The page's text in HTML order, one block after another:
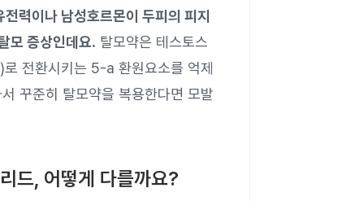
력이나 남성호르몬이 두피의 피지
모 증상인데요. 탈모약은 테스토스
전환시키는 5-a 환원요소를 억제
꾸준히 탈모약을 복용한다면 모발
드, 어떻게 다를까요?